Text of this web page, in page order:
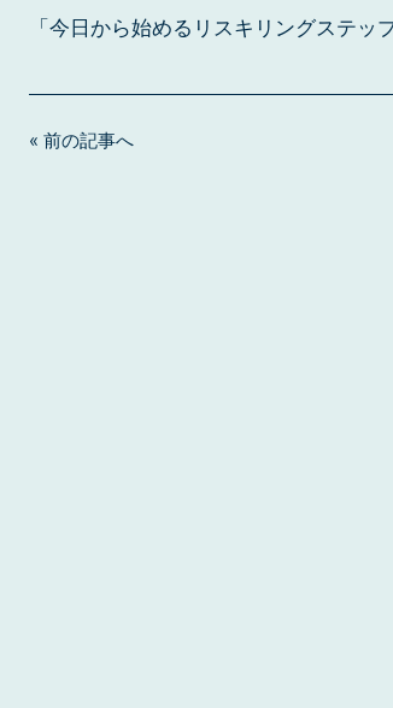
「今日から始めるリスキリングステッ
投
« 前の記事へ